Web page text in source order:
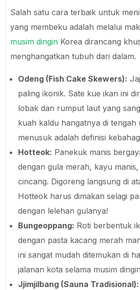
Salah satu cara terbaik untuk
yang membeku adalah melalui
musim dingin Korea dirancang
menghangatkan tubuh dari dalam.
Odeng (Fish Cake Skewers):
paling ikonik. Sate kue ikan ini
lobak dan rumput laut yang
kuah kaldu hangatnya di tengah
menusuk adalah definisi
Hotteok: Panekuk manis
dengan gula merah, kayu
cincang. Digoreng langsung di
Hotteok harus dimakan selagi
dengan lelehan gulanya!
Bungeoppang: Roti berbentuk
dengan pasta kacang merah
ini sangat mudah ditemukan di
jalanan kota selama musim
Jjimjilbang (Sauna Tradisional):